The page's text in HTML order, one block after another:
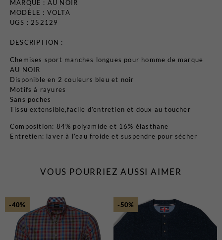
MARQUE : AU NOIR
MODÈLE : VOLTA
UGS : 252129
DESCRIPTION :
Chemises sport manches longues pour homme de marque
AU NOIR
Disponible en 2 couleurs bleu et noir
Motifs à rayures
Sans poches
Tissu extensible,facile d’entretien et doux au toucher
Composition: 84% polyamide et 16% élasthane
Entretien: laver à l’eau froide et suspendre pour sécher
VOUS POURRIEZ AUSSI AIMER
-40% -50%